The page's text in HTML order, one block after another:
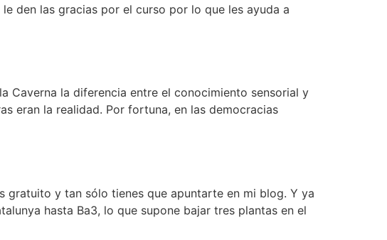
den las gracias por el curso por lo que les ayuda a
Caverna la diferencia entre el conocimiento sensorial y
eran la realidad. Por fortuna, en las democracias
gratuito y tan sólo tienes que apuntarte en mi blog. Y ya
hasta Ba3, lo que supone bajar tres plantas en el